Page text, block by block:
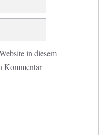
in diesem
Kommentar